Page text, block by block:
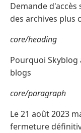
Demande
des archives plus
core/heading
Pourquoi Skyblog
blogs
core/paragraph
Le 21 août 2023
fermeture